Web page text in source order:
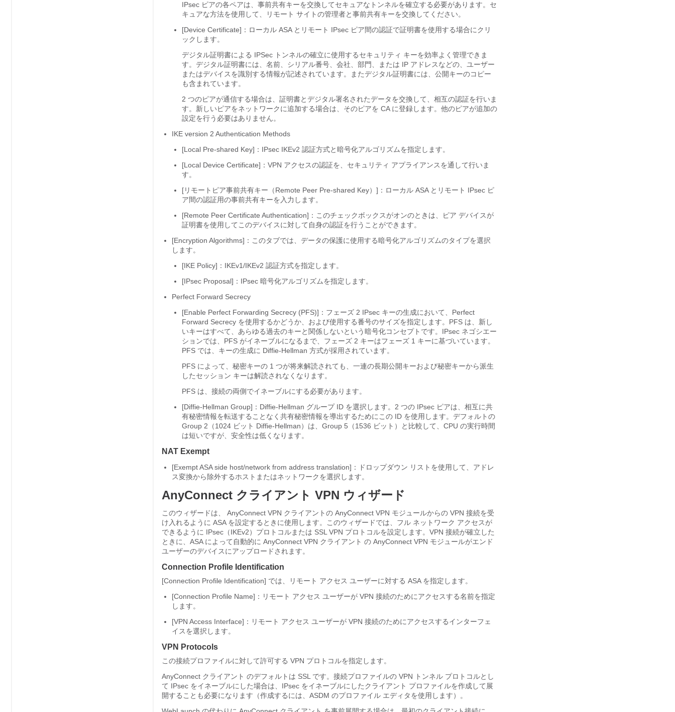
IPsec ピアの各ペアは、事前共有キーを交換してセキュアなトンネルを確立する必要があります。セ
キュアな方法を使用して、リモート サイトの管理者と事前共有キーを交換してください。
[Device Certificate]：ローカル ASA とリモート IPsec ピア間の認証で証明書を使用する場合にクリ
ックします。
デジタル証明書による IPSec トンネルの確立に使用するセキュリティ キーを効率よく管理できま
す。デジタル証明書には、名前、シリアル番号、会社、部門、または IP アドレスなどの、ユーザー
またはデバイスを識別する情報が記述されています。またデジタル証明書には、公開キーのコピー
も含まれています。
2 つのピアが通信する場合は、証明書とデジタル署名されたデータを交換して、相互の認証を行いま
す。新しいピアをネットワークに追加する場合は、そのピアを CA に登録します。他のピアが追加の
設定を行う必要はありません。
IKE version 2 Authentication Methods
[Local Pre-shared Key]：IPsec IKEv2 認証方式と暗号化アルゴリズムを指定します。
[Local Device Certificate]：VPN アクセスの認証を、セキュリティ アプライアンスを通して行いま
す。
[リモートピア事前共有キー（Remote Peer Pre-shared Key）]：ローカル ASA とリモート IPsec ピ
ア間の認証用の事前共有キーを入力します。
[Remote Peer Certificate Authentication]：このチェックボックスがオンのときは、ピア デバイスが
証明書を使用してこのデバイスに対して自身の認証を行うことができます。
[Encryption Algorithms]：このタブでは、データの保護に使用する暗号化アルゴリズムのタイプを選択
します。
[IKE Policy]：IKEv1/IKEv2 認証方式を指定します。
[IPsec Proposal]：IPsec 暗号化アルゴリズムを指定します。
Perfect Forward Secrecy
[Enable Perfect Forwarding Secrecy (PFS)]：フェーズ 2 IPsec キーの生成において、Perfect
Forward Secrecy を使用するかどうか、および使用する番号のサイズを指定します。PFS は、新し
いキーはすべて、あらゆる過去のキーと関係しないという暗号化コンセプトです。IPsec ネゴシエー
ションでは、PFS がイネーブルになるまで、フェーズ 2 キーはフェーズ 1 キーに基づいています。
PFS では、キーの生成に Diffie-Hellman 方式が採用されています。
PFS によって、秘密キーの 1 つが将来解読されても、一連の長期公開キーおよび秘密キーから派生
したセッション キーは解読されなくなります。
PFS は、接続の両側でイネーブルにする必要があります。
[Diffie-Hellman Group]：Diffie-Hellman グループ ID を選択します。2 つの IPsec ピアは、相互に共
有秘密情報を転送することなく共有秘密情報を導出するためにこの ID を使用します。 デフォルトの
Group 2（1024 ビット Diffie-Hellman）は、Group 5（1536 ビット）と比較して、CPU の実行時間
は短いですが、安全性は低くなります。
NAT Exempt
[Exempt ASA side host/network from address translation]：ドロップダウン リストを使用して、アドレ
ス変換から除外するホストまたはネットワークを選択します。
AnyConnect クライアント VPN ウィザード
このウィザードは、 AnyConnect VPN クライアントの AnyConnect VPN モジュールからの VPN 接続を受
け入れるように ASA を設定するときに使用します。このウィザードでは、フル ネットワーク アクセスが
できるように IPsec（IKEv2）プロトコルまたは SSL VPN プロトコルを設定します。VPN 接続が確立した
ときに、ASA によって自動的に AnyConnect VPN クライアント の AnyConnect VPN モジュールがエンド
ユーザーのデバイスにアップロードされます。
Connection Profile Identification
[Connection Profile Identification] では、リモート アクセス ユーザーに対する ASA を指定します。
[Connection Profile Name]：リモート アクセス ユーザーが VPN 接続のためにアクセスする名前を指定
します。
[VPN Access Interface]：リモート アクセス ユーザーが VPN 接続のためにアクセスするインターフェ
イスを選択します。
VPN Protocols
この接続プロファイルに対して許可する VPN プロトコルを指定します。
AnyConnect クライアント のデフォルトは SSL です。接続プロファイルの VPN トンネル プロトコルとし
て IPsec をイネーブルにした場合は、IPsec をイネーブルにしたクライアント プロファイルを作成して展
開することも必要になります（作成するには、ASDM のプロファイル エディタを使用します）。